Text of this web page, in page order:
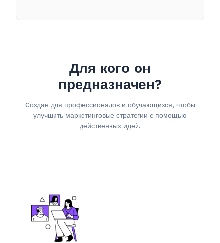
Для кого он
предназначен?
Создан для профессионалов и обучающихся, чтобы
улучшить маркетинговые стратегии с помощью
действенных идей.